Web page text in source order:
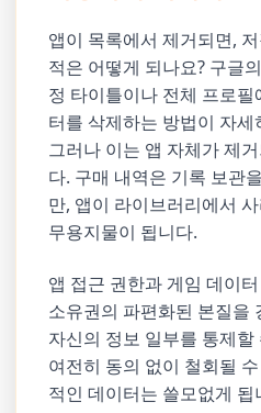
앱이 목록에서 제거되면,
적은 어떻게 되나요? 구글
정 타이틀이나 전체 프로
터를 삭제하는 방법이 자
그러나 이는 앱 자체가 제
다. 구매 내역은 기록 보관
만, 앱이 라이브러리에서
무용지물이 됩니다.
앱 접근 권한과 게임 데이
소유권의 파편화된 본질을
자신의 정보 일부를 통제
여전히 동의 없이 철회될
적인 데이터는 쓸모없게 됩